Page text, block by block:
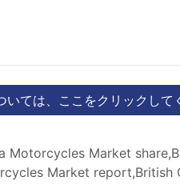
いては、ここをクリックして
Motorcycles Market
Market report,British